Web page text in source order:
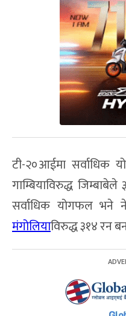
टी-२०आईमा सर्वाधिक
गाम्बियाविरुद्ध
सर्वाधिक योगफल भने
मंगोलियाविरुद्ध ३१४ रन